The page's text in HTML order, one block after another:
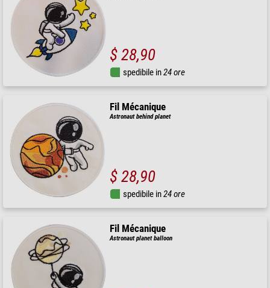
$ 28,90
spedibile in24 ore
Fil Mécanique
Astronaut behind planet
$ 28,90
spedibile in24 ore
Fil Mécanique
Astronaut planet balloon